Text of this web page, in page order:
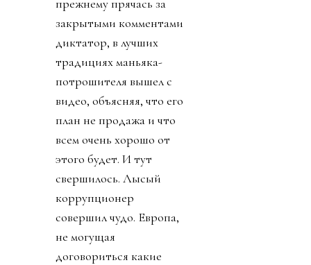
прежнему прячась за
закрытыми комментами
диктатор, в лучших
традициях маньяка-
потрошителя вышел с
видео, объясняя, что его
план не продажа и что
всем очень хорошо от
этого будет. И тут
свершилось. Лысый
коррупционер
совершил чудо. Европа,
не могущая
договориться какие